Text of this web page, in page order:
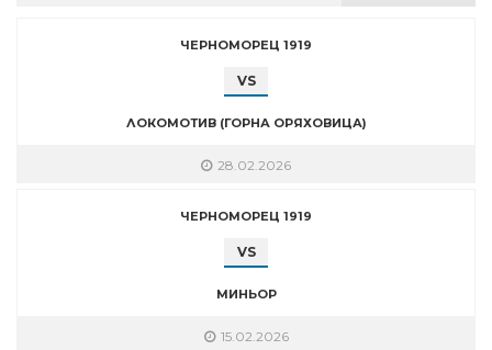
ЧЕРНОМОРЕЦ 1919
VS
ЛОКОМОТИВ (ГОРНА ОРЯХОВИЦА)
28.02.2026
ЧЕРНОМОРЕЦ 1919
VS
МИНЬОР
15.02.2026